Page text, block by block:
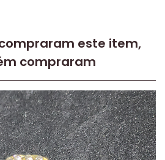
este item,
compraram